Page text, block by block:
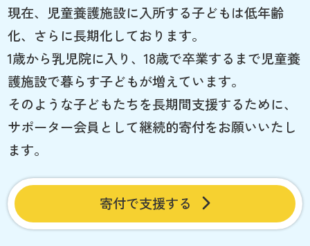
現在、児童養護施設に入所する子どもは低年齢
化、さらに長期化しております。
1歳から乳児院に入り、18歳で卒業するまで児童養
護施設で暮らす子どもが増えています。
そのような子どもたちを長期間支援するために、
サポーター会員として継続的寄付をお願いいたし
ます。
寄付で支援する